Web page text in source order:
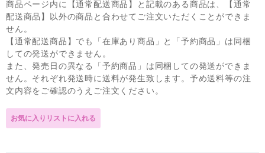
商品ページ内に【通常配送商品】と記載のある商品は、【通常
配送商品】以外の商品と合わせてご注文いただくことができま
せん。
【通常配送商品】でも「在庫あり商品」と「予約商品」は同梱
しての発送ができません。
また、発売日の異なる「予約商品」は同梱しての発送ができま
せん。それぞれ発送時に送料が発生致します。予め送料等の注
文内容をご確認のうえご注文ください。